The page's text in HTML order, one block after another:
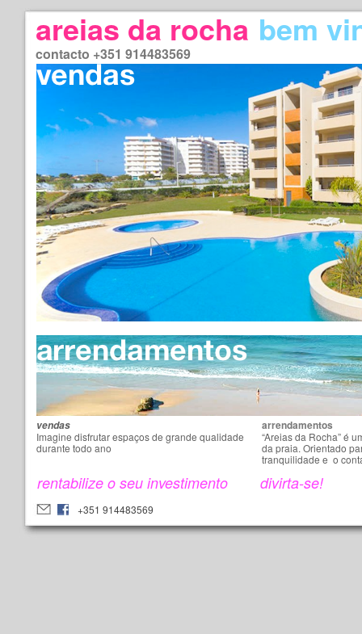
arrendamentos
“Areias da Rocha” é
da praia. Orientado
tranquilidade e o
vendas
Imagine disfrutar espaços de grande qualidade
durante todo ano
rentabilize o seu investimento divirta-se!
areias da rocha bem
contacto +351 914483569
+351 914483569